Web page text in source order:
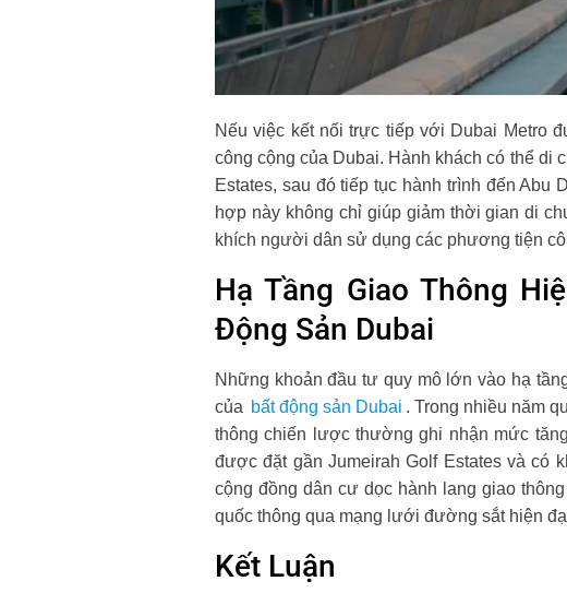
Nếu việc kết nối trực tiếp với Dubai Metro
công cộng của Dubai. Hành khách có thể di
Estates, sau đó tiếp tục hành trình đến
hợp này không chỉ giúp giảm thời gian di
khích người dân sử dụng các phương tiện
Hạ Tầng Giao Thông
Động Sản Dubai
Những khoản đầu tư quy mô lớn vào hạ
của bất động sản Dubai . Trong nhiều năm
thông chiến lược thường ghi nhận mức
được đặt gần Jumeirah Golf Estates và có
cộng đồng dân cư dọc hành lang giao
quốc thông qua mạng lưới đường sắt hiện
Kết Luận